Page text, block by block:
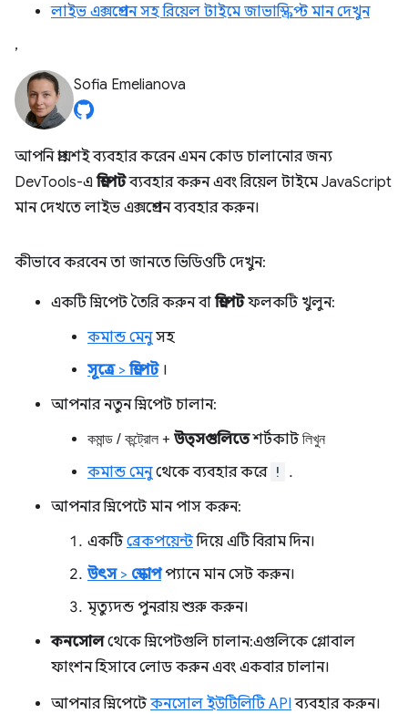
লাইভ এক্সপ্রেশন সহ রিয়েল টাইমে জাভাস্ক্রিপ্ট মান দেখুন
,
Sofia Emelianova
আপনি প্রায়শই ব্যবহার করেন এমন কোড চালানোর জন্য
DevTools-এস্নিপেটব্যবহার করুন এবং রিয়েল টাইমে JavaScript
মান দেখতে লাইভ এক্সপ্রেশন ব্যবহার করুন।
কীভাবে করবেন তা জানতে ভিডিওটি দেখুন:
একটি স্নিপেট তৈরি করুন বাস্নিপেটফলকটি খুলুন:
কমান্ড মেনুসহ
সূত্রে>স্নিপেট।
আপনার নতুন স্নিপেট চালান:
কমান্ড / কন্ট্রোল + উত্সগুলিতেশর্টকাটলিখুন
কমান্ড মেনুথেকে ব্যবহার করে !
.
আপনার স্নিপেটে মান পাস করুন:
একটিব্রেকপয়েন্টদিয়ে এটি বিরাম দিন।
উৎস> স্কোপপ্যানে মান সেট করুন।
মৃত্যুদন্ড পুনরায় শুরু করুন।
কনসোলথেকে স্নিপেটগুলি চালান: এগুলিকে গ্লোবাল
ফাংশন হিসাবে লোড করুন এবং একবার চালান।
আপনার স্নিপেটেকনসোল ইউটিলিটি API ব্যবহার করুন।